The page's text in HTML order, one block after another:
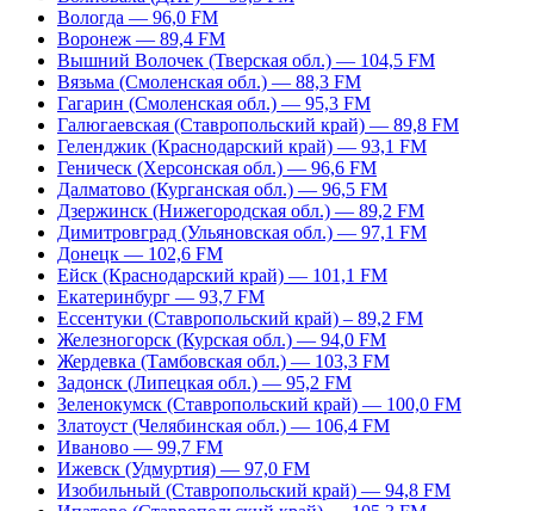
Вологда — 96,0 FM
Воронеж — 89,4 FM
Вышний Волочек (Тверская обл.) — 104,5 FM
Вязьма (Смоленская обл.) — 88,3 FM
Гагарин (Смоленская обл.) — 95,3 FM
Галюгаевская (Ставропольский край) — 89,8 FM
Геленджик (Краснодарский край) — 93,1 FM
Геническ (Херсонская обл.) — 96,6 FM
Далматово (Курганская обл.) — 96,5 FM
Дзержинск (Нижегородская обл.) — 89,2 FM
Димитровград (Ульяновская обл.) — 97,1 FM
Донецк — 102,6 FM
Ейск (Краснодарский край) — 101,1 FM
Екатеринбург — 93,7 FM
Ессентуки (Ставропольский край) – 89,2 FM
Железногорск (Курская обл.) — 94,0 FM
Жердевка (Тамбовская обл.) — 103,3 FM
Задонск (Липецкая обл.) — 95,2 FM
Зеленокумск (Ставропольский край) — 100,0 FM
Златоуст (Челябинская обл.) — 106,4 FM
Иваново — 99,7 FM
Ижевск (Удмуртия) — 97,0 FM
Изобильный (Ставропольский край) — 94,8 FM